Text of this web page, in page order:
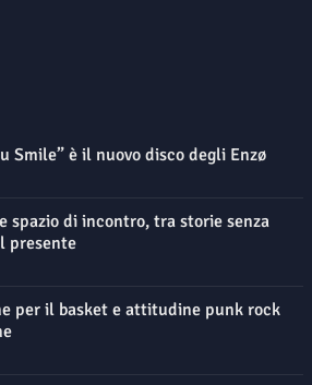
Smile” è il nuovo disco degli Enzø
spazio di incontro, tra storie senza
presente
per il basket e attitudine punk rock